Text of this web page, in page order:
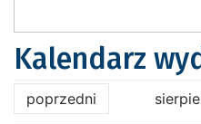
Kalendarz
poprzedni